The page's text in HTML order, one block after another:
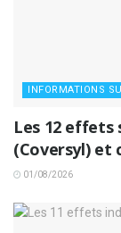
INFORMATIONS
Les 12 effets
(Coversyl) et
01/08/2026